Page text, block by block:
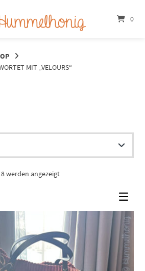
0
MIT „VELOURS“
werden angezeigtNach